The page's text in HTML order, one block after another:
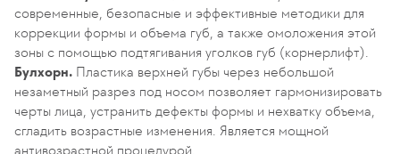
современные, безопасные и эффективные методики для
коррекции формы и объема губ, а также омоложения этой
зоны с помощью подтягивания уголков губ (корнерлифт).
Булхорн. Пластика верхней губы через небольшой
незаметный разрез под носом позволяет гармонизировать
черты лица, устранить дефекты формы и нехватку объема,
сгладить возрастные изменения. Является мощной
антивозрастной процедурой.